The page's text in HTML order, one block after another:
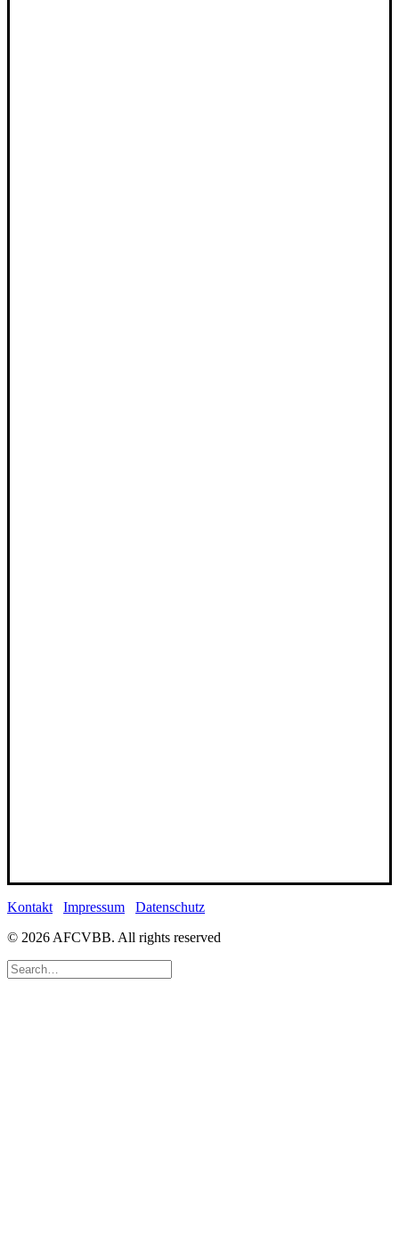
Kontakt Impressum
Datenschutz
© 2026 AFCVBB. All rights reserved